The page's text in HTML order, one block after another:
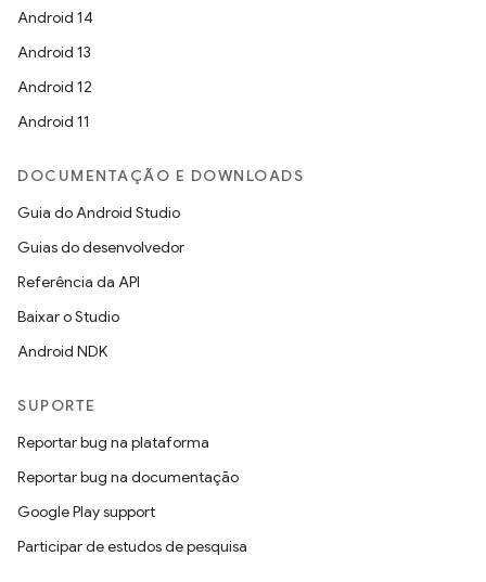
Android 14
Android 13
Android 12
Android 11
DOCUMENTAÇÃO E DOWNLOADS
Guia do Android Studio
Guias do desenvolvedor
Referência da API
Baixar o Studio
Android NDK
SUPORTE
Reportar bug na plataforma
Reportar bug na documentação
Google Play support
Participar de estudos de pesquisa